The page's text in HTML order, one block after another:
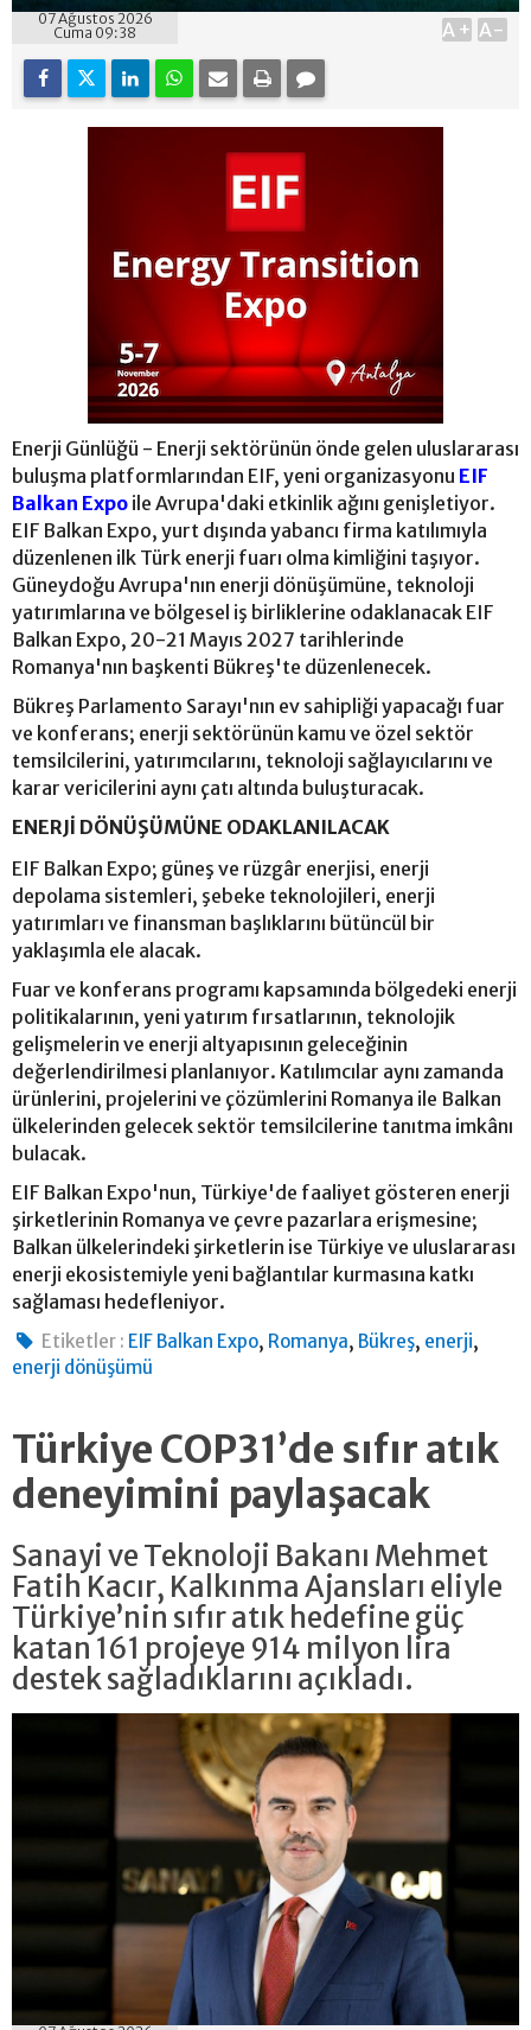
07 Ağustos 2026
Cuma 09:38
A+ A-
Enerji Günlüğü - Enerji sektörünün önde gelen uluslararası
buluşma platformlarından EIF, yeni organizasyonu EIF
Balkan Expo ile Avrupa'daki etkinlik ağını genişletiyor.
EIF Balkan Expo, yurt dışında yabancı firma katılımıyla
düzenlenen ilk Türk enerji fuarı olma kimliğini taşıyor.
Güneydoğu Avrupa'nın enerji dönüşümüne, teknoloji
yatırımlarına ve bölgesel iş birliklerine odaklanacak EIF
Balkan Expo, 20-21 Mayıs 2027 tarihlerinde
Romanya'nın başkenti Bükreş'te düzenlenecek.
Bükreş Parlamento Sarayı'nın ev sahipliği yapacağı fuar
ve konferans; enerji sektörünün kamu ve özel sektör
temsilcilerini, yatırımcılarını, teknoloji sağlayıcılarını ve
karar vericilerini aynı çatı altında buluşturacak.
ENERJİ DÖNÜŞÜMÜNE ODAKLANILACAK
EIF Balkan Expo; güneş ve rüzgâr enerjisi, enerji
depolama sistemleri, şebeke teknolojileri, enerji
yatırımları ve finansman başlıklarını bütüncül bir
yaklaşımla ele alacak.
Fuar ve konferans programı kapsamında bölgedeki enerji
politikalarının, yeni yatırım fırsatlarının, teknolojik
gelişmelerin ve enerji altyapısının geleceğinin
değerlendirilmesi planlanıyor. Katılımcılar aynı zamanda
ürünlerini, projelerini ve çözümlerini Romanya ile Balkan
ülkelerinden gelecek sektör temsilcilerine tanıtma imkânı
bulacak.
EIF Balkan Expo'nun, Türkiye'de faaliyet gösteren enerji
şirketlerinin Romanya ve çevre pazarlara erişmesine;
Balkan ülkelerindeki şirketlerin ise Türkiye ve uluslararası
enerji ekosistemiyle yeni bağlantılar kurmasına katkı
sağlaması hedefleniyor.
Etiketler : EIF Balkan Expo, Romanya, Bükreş, enerji,
enerji dönüşümü
Türkiye COP31’de sıfır atık
deneyimini paylaşacak
Sanayi ve Teknoloji Bakanı Mehmet
Fatih Kacır, Kalkınma Ajansları eliyle
Türkiye’nin sıfır atık hedefine güç
katan 161 projeye 914 milyon lira
destek sağladıklarını açıkladı.